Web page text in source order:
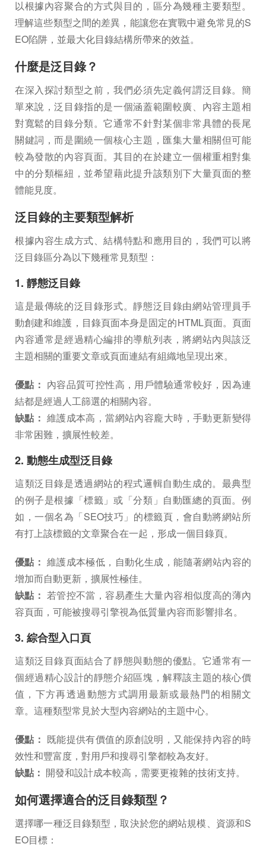
以根據內容聚合的方式與目的，區分為幾種主要類型。
理解這些類型之間的差異，能讓您在實戰中避免常見的S
EO陷阱，並最大化目錄結構所帶來的效益。
什麼是泛目錄？
在深入探討類型之前，我們必須先定義何謂泛目錄。簡
單來說，泛目錄指的是一個涵蓋範圍較廣、內容主題相
對寬鬆的目錄分類。它通常不針對某個非常具體的長尾
關鍵詞，而是圍繞一個核心主題，匯集大量相關但可能
較為發散的內容頁面。其目的在於建立一個權重相對集
中的分類樞紐，並希望藉此提升該類別下大量頁面的整
體能見度。
泛目錄的主要類型解析
根據內容生成方式、結構特點和應用目的，我們可以將
泛目錄區分為以下幾種常見類型：
1. 靜態泛目錄
這是最傳統的泛目錄形式。靜態泛目錄由網站管理員手
動創建和維護，目錄頁面本身是固定的HTML頁面。頁面
內容通常是經過精心編排的導航列表，將網站內與該泛
主題相關的重要文章或頁面連結有組織地呈現出來。
優點： 內容品質可控性高，用戶體驗通常較好，因為連
結都是經過人工篩選的相關內容。
缺點： 維護成本高，當網站內容龐大時，手動更新變得
非常困難，擴展性較差。
2. 動態生成型泛目錄
這類泛目錄是透過網站的程式邏輯自動生成的。最典型
的例子是根據「標籤」或「分類」自動匯總的頁面。例
如，一個名為「SEO技巧」的標籤頁，會自動將網站所
有打上該標籤的文章聚合在一起，形成一個目錄頁。
優點： 維護成本極低，自動化生成，能隨著網站內容的
增加而自動更新，擴展性極佳。
缺點： 若管控不當，容易產生大量內容相似度高的薄內
容頁面，可能被搜尋引擎視為低質量內容而影響排名。
3. 綜合型入口頁
這類泛目錄頁面結合了靜態與動態的優點。它通常有一
個經過精心設計的靜態介紹區塊，解釋該主題的核心價
值，下方再透過動態方式調用最新或最熱門的相關文
章。這種類型常見於大型內容網站的主題中心。
優點： 既能提供有價值的原創說明，又能保持內容的時
效性和豐富度，對用戶和搜尋引擎都較為友好。
缺點： 開發和設計成本較高，需要更複雜的技術支持。
如何選擇適合的泛目錄類型？
選擇哪一種泛目錄類型，取決於您的網站規模、資源和S
EO目標：